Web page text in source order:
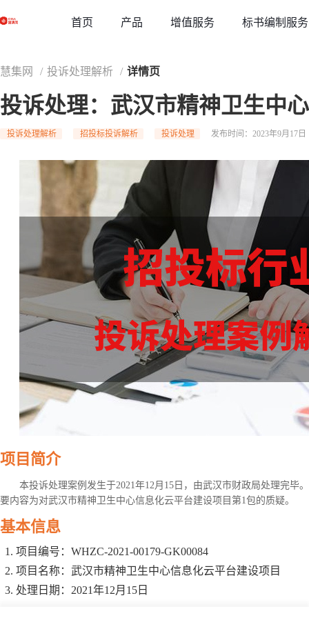
首页 产品 增值服务 标书编制服务
慧集网 / 投诉处理解析 / 详情页
投诉处理：武汉市精神卫生中
投诉处理解析 招投标投诉解析 投诉处理 发布时间：2023年9月17日
项目简介
本投诉处理案例发生于2021年12月15日，由武汉市财政局处理完毕
要内容为对武汉市精神卫生中心信息化云平台建设项目第1包的质疑。
基本信息
项目编号：WHZC-2021-00179-GK00084
项目名称：武汉市精神卫生中心信息化云平台建设项目
处理日期：2021年12月15日